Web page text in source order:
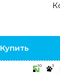
Купить
10 3